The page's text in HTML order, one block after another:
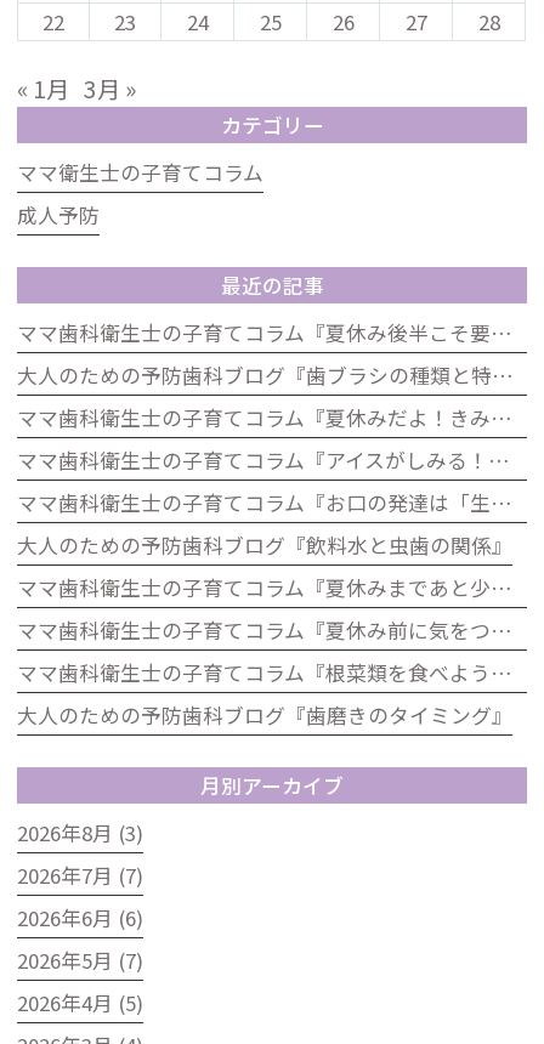
22
23 24 25 26 27 28
« 1月 3月 »
カテゴリー
ママ衛生士の子育てコラム
成人予防
最近の記事
ママ歯科衛生士の子育てコラム『夏休み後半こそ要注意！生活リズムとお口の健康の関係』
大人のための予防歯科ブログ『歯ブラシの種類と特徴』
ママ歯科衛生士の子育てコラム『夏休みだよ！きみの歯は大丈夫？「むし歯ゼロ」大作戦』
ママ歯科衛生士の子育てコラム『アイスがしみる！それ、虫歯じゃないかも？子どもの知覚過敏について』
ママ歯科衛生士の子育てコラム『お口の発達は「生きる力」歯科から考える子どもの発達』
大人のための予防歯科ブログ『飲料水と虫歯の関係』
ママ歯科衛生士の子育てコラム『夏休みまであと少し！歯をピカピカにして楽しい夏を迎えよう』
ママ歯科衛生士の子育てコラム『夏休み前に気をつけたい！お子さんのお口の健康チェック』
ママ歯科衛生士の子育てコラム『根菜類を食べよう！歯科の視点から見た根菜のうれしい効果』
大人のための予防歯科ブログ『歯磨きのタイミング』
月別アーカイブ
2026年8月 (3)
2026年7月 (7)
2026年6月 (6)
2026年5月 (7)
2026年4月 (5)